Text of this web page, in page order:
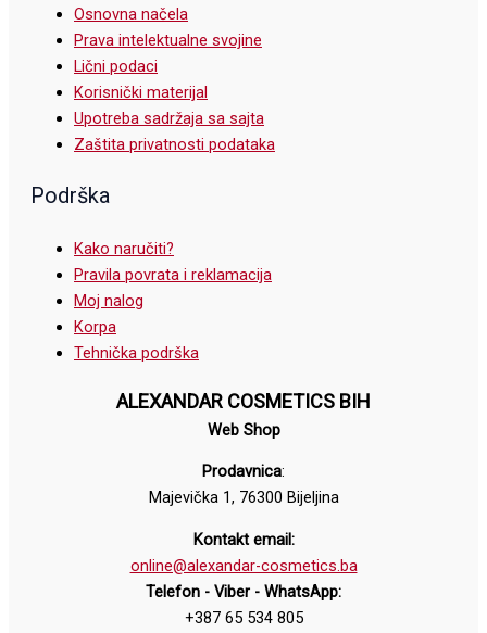
Osnovna načela
Prava intelektualne svojine
Lični podaci
Korisnički materijal
Upotreba sadržaja sa sajta
Zaštita privatnosti podataka
Podrška
Kako naručiti?
Pravila povrata i reklamacija
Moj nalog
Korpa
Tehnička podrška
ALEXANDAR COSMETICS BIH
Web Shop
Prodavnica:
Majevička 1, 76300 Bijeljina
Kontakt email:
online@alexandar-cosmetics.ba
Telefon - Viber - WhatsApp:
+387 65 534 805